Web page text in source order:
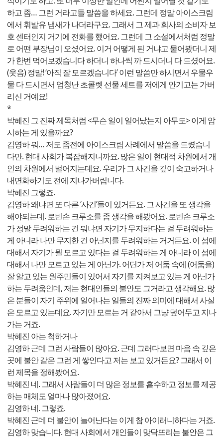
하고 좀… 그런 거라고들 말씀을 하세요. 그런데 정말 아이스크림
에서 휘발유 냄새가 나더라구요. 그래서 그 제과 회사의 소비자 보
호 센터인지 거기에 전화를 했어요. 그런데 그 소설에서처럼 정말
로 어떤 부장님이 오셨어요. 이거 어떻게 된 거냐고 물어봤더니 제
가 한번 먹어보겠습니다 하더니 하나씩 까 드시더니 다 드셨어요.
(웃음) 정말! ‘아직 잘 모르겠습니다’ 이런 말씀만 하시면서 우물우
물 다 드시면서 엄청난 초콜렛 선물 세트를 저에게 안기고는 가버
리신 거예요!
*
박혜진 그 진짜 제목처럼 <무슨 일이 일어났는지 아무도> 이게 암
시하는 게 있을까요?
김영하 뭐… 저도 좀전에 아이스크림 사례에서 말씀을 드렸습니
다만. 현대 사회가 복잡해지니까요. 많은 일이 현대적 차원에서 개
인의 차원에서 벌어지는데요. 우리가 그 사건을 깊이 숙고하거나
내면화하기도 전에 지나가버립니다.
박혜진 그렇죠.
김영하 왜냐면 또 다른 ‘사건’들이 있거든요. 그 사건을 또 생각을
해야되는데. 로빈손 크루소를 좀 생각을 해봤어요. 로빈손 크루소
가 정말 두려워하는 건 뭐냐면 자기가 무지하다는 걸 두려워하는
게 아니라 나만 무지한 건 아닌지를 두려워하는 거거든요. 이 섬에
대해서 자기가 뭘 모르고 있다는 걸 두려워하는 게 아니라 이 섬에
대해서 나만 모르고 있는 게 아닌가. 어딘가 저 어둠 속에 (어둠을)
잘 알고 있는 원주민들이 있어서 자기를 지켜보고 있는 게 아닌가
하는 두려움인데, 저는 현대인들의 불안도 그거라고 생각해요. 많
은 분들이 자기 주위에 일어나는 일들의 진짜 의미에 대해서 사실
은 모르고 있는데요. 자기만 모르는 거 같아서 그냥 덮어두고 지나
가는 거죠.
박혜진 아는 척하거나
김영하 근데 그런 사람들이 많아요. 근데 그러다보면 마음 속 깊은
곳에 불안 같은 그런 게 쌓인다고 저는 보고 있거든요? 그래서 이
런 제목을 정해봤어요.
박혜진 네. 그래서 사람들이 더 많은 정보를 흡수하고 정보를 제공
하는 매체도 얼마나 많아졌어요.
김영하 네. 그렇죠.
박혜진 근데 더 불안이 늘어난다는 이게 참 아이러니하다는 거죠.
김영하 맞습니다. 현대 사회에서 개인들이 맞닥뜨리는 불안은 그